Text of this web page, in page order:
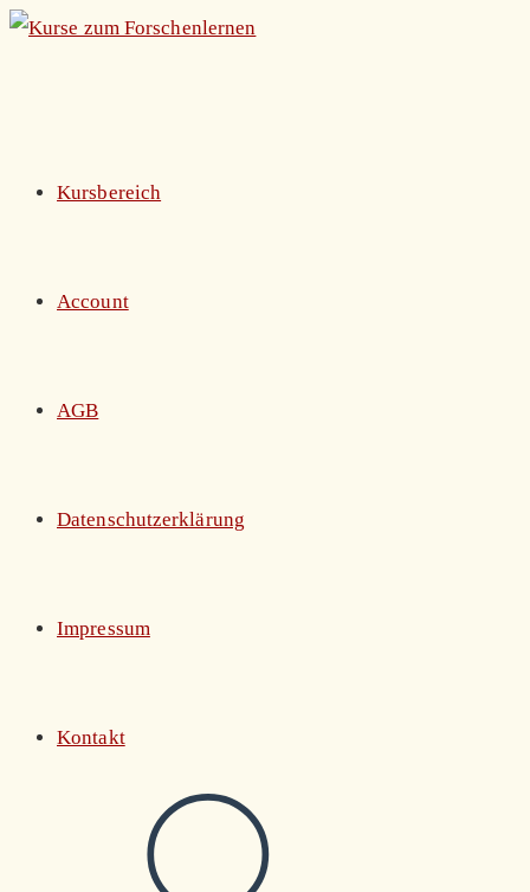
Zum
Kursbereich
Account
AGB
Datenschutzerklärung
Impressum
Kontakt